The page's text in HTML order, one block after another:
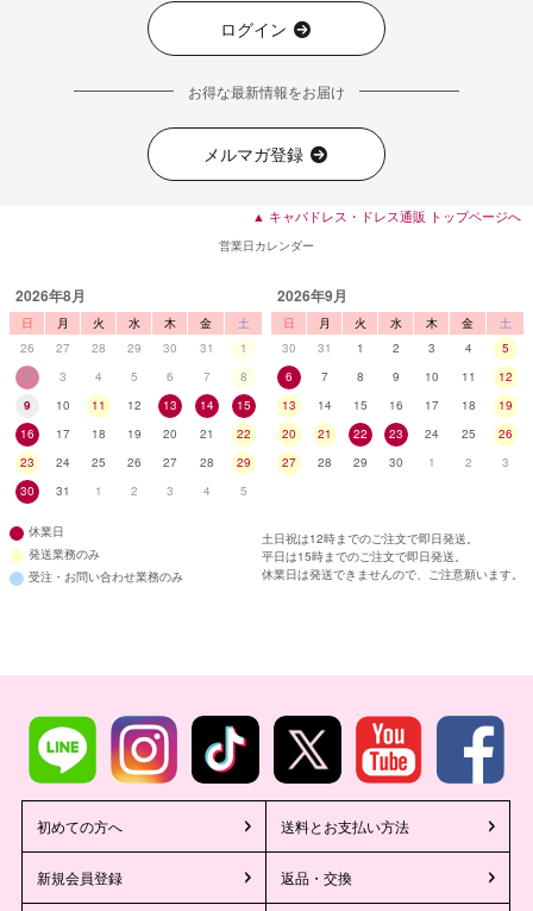
ログイン
お得な最新情報をお届け
メルマガ登録
▲ キャバドレス・ドレス通販 トップページへ
営業日カレンダー
2026年8月
日 月 火 水 木 金
土
26
27 28 29 30 31
1
2
3 4 5 6 7
8
9
10 11 12 13 14
15
16
17 18 19 20 21
22
23
24 25 26 27 28
29
30
31 1 2 3 4 5
2026年9月
日 月 火 水 木 金
土
30
31 1 2 3 4
5
6
7 8 9 10 11
12
13
14 15 16 17 18
19
20
21 22 23 24 25
26
27
28 29 30 1 2 3
休業日
発送業務のみ
受注・お問い合わせ業務のみ
土日祝は12時までのご注文で即日発送。
平日は15時までのご注文で即日発送。
休業日は発送できませんので、ご注意願います。
初めての方へ 送料とお支払い方法
新規会員登録 返品・交換